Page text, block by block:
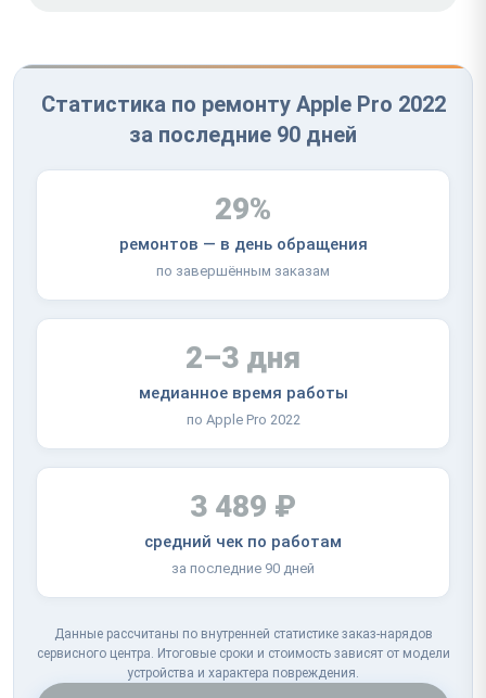
Статистика по ремонту Apple Pro 2022
за последние 90 дней
29%
ремонтов — в день обращения
по завершённым заказам
2–3 дня
медианное время работы
по Apple Pro 2022
3 489 ₽
средний чек по работам
за последние 90 дней
Данные рассчитаны по внутренней статистике заказ-нарядов
сервисного центра. Итоговые сроки и стоимость зависят от модели
устройства и характера повреждения.